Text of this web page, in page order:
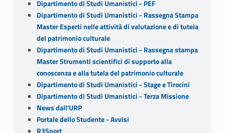
Dipartimento di Studi Umanistici - PEF
Dipartimento di Studi Umanistici - Rassegna Stampa
Master Esperti nelle attività di valutazione e di tutela
del patrimonio culturale
Dipartimento di Studi Umanistici - Rassegna stampa
Master Strumenti scientifici di supporto alla
conoscenza e alla tutela del patrimonio culturale
Dipartimento di Studi Umanistici - Stage e Tirocini
Dipartimento di Studi Umanistici - Terza Missione
News dall'URP
Portale dello Studente - Avvisi